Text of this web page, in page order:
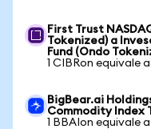
First Trust
Tokenized) a
Fund (Ondo
1 CIBRon equivale
BigBear.ai
Commodity Index
1 BBAIon equivale a